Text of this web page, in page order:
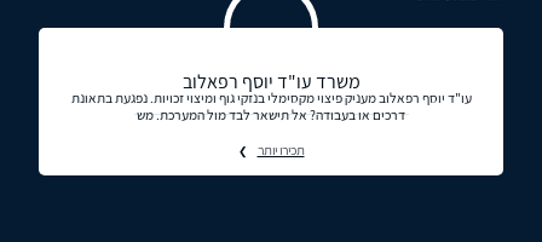
משרד עו"ד יוסף רפאלוב
עו"ד יוסף רפאלוב מעניק פיצוי מקסימלי בנזקי גוף ומיצוי זכויות. נפגעת בתאונת
דרכים או בעבודה? אל תישאר לבד מול המערכת. מש
תכירו יותר